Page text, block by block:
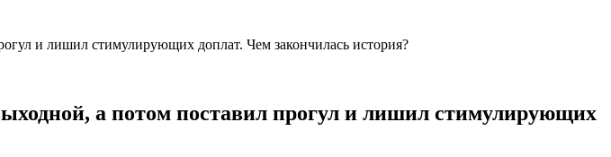
и лишил стимулирующих доплат. Чем закончилась история?
а потом поставил прогул и лишил стимулирующих